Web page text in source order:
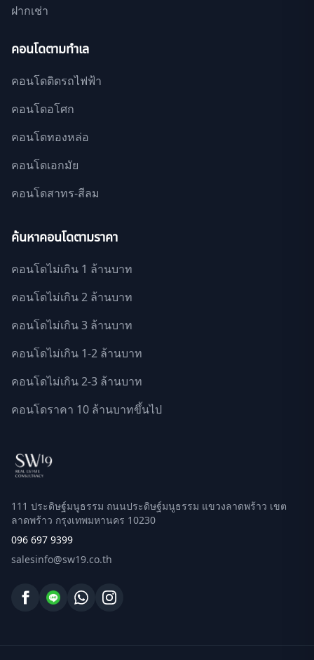
ฝากเช่า
คอนโดตามทำเล
คอนโดติดรถไฟฟ้า
คอนโดอโศก
คอนโดทองหล่อ
คอนโดเอกมัย
คอนโดสาทร-สีลม
ค้นหาคอนโดตามราคา
คอนโดไม่เกิน 1 ล้านบาท
คอนโดไม่เกิน 2 ล้านบาท
คอนโดไม่เกิน 3 ล้านบาท
คอนโดไม่เกิน 1-2 ล้านบาท
คอนโดไม่เกิน 2-3 ล้านบาท
คอนโดราคา 10 ล้านบาทขึ้นไป
111 ประดิษฐ์มนูธรรม ถนนประดิษฐ์มนูธรรม แขวงลาดพร้าว เขต
ลาดพร้าว กรุงเทพมหานคร 10230
096 697 9399
salesinfo@sw19.co.th